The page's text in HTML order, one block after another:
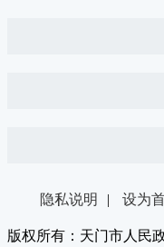
隐私说明 | 设为
版权所有：天门市人